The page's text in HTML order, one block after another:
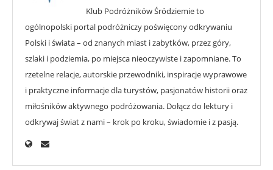
Klub Podróżników Śródziemie to
ogólnopolski portal podróżniczy poświęcony odkrywaniu
Polski i świata – od znanych miast i zabytków, przez góry,
szlaki i podziemia, po miejsca nieoczywiste i zapomniane. To
rzetelne relacje, autorskie przewodniki, inspiracje wyprawowe
i praktyczne informacje dla turystów, pasjonatów historii oraz
miłośników aktywnego podróżowania. Dołącz do lektury i
odkrywaj świat z nami – krok po kroku, świadomie i z pasją.